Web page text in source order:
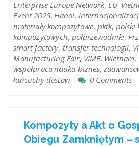
Enterprise Europe Network,
Event 2025, Hanoi,
materiały kompozytowe, pktk, polski
kompozytowych, półprzewodniki,
smart factory, transfer technologii,
Manufacturing Fair, VIMF, Wietnam,
współpraca nauka-biznes,
łańcuchy dostaw
0 Comments
Kompozyty a Akt o
Obiegu Zamkniętym –